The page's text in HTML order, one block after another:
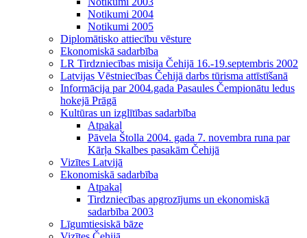
Notikumi 2004
Notikumi 2005
Diplomātisko attiecību vēsture
Ekonomiskā sadarbība
LR Tirdzniecības misija Čehijā 16.-19.septembris 2002
Latvijas Vēstniecības Čehijā darbs tūrisma attīstīšanā
Informācija par 2004.gada Pasaules Čempionātu ledus
hokejā Prāgā
Kultūras un izglītības sadarbība
Atpakaļ
Pāvela Štolla 2004. gada 7. novembra runa par
Kārļa Skalbes pasakām Čehijā
Vizītes Latvijā
Ekonomiskā sadarbība
Atpakaļ
Tirdzniecības apgrozījums un ekonomiskā
sadarbība 2003
Līgumtiesiskā bāze